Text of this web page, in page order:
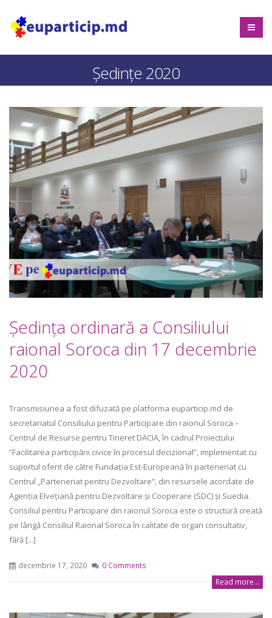
Ședințe 2020
Ședința ordinară a Consiliului
raional Soroca din 17 decembrie
2020
Transmisiunea a fost difuzată pe platforma euparticip.md de
secretariatul Consiliului pentru Participare din raionul Soroca –
Centrul de Resurse pentru Tineret DACIA, în cadrul Proiectului
”Facilitarea participării civice în procesul decizional”, implementat cu
suportul oferit de către Fundația Est-Europeană în parteneriat cu
Centrul „Parteneriat pentru Dezvoltare”, din resursele acordate de
Agenția Elvețiană pentru Dezvoltare și Cooperare (SDC) și Suedia.
Consiliul pentru Participare din raionul Soroca este o structură creată
pe lângă Consiliul Raional Soroca în calitate de organ consultativ,
fără [...]
decembrie 17, 2020 0 Comments
Read more...